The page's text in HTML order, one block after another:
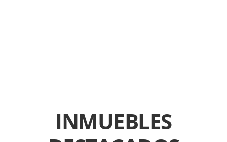
INMUEBLES